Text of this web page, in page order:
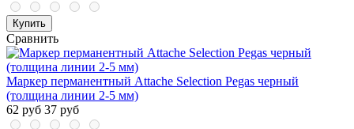
Купить
Сравнить
Маркер перманентный Attache Selection Pegas черный
(толщина линии 2-5 мм)
62 руб 37 руб